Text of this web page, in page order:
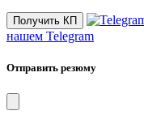
Получить КП
нашем Telegram
Отправить резюму